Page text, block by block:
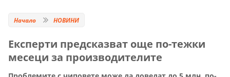
Начало НОВИНИ
Експерти предсказват още по-тежки
месеци за производителите